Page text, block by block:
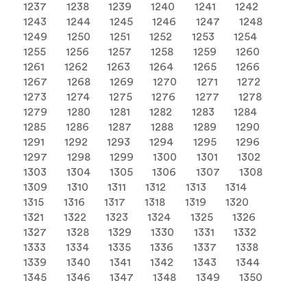
1237
1238 1239 1240 1241
1242
1243
1244 1245 1246 1247
1248
1249
1250 1251 1252 1253
1254
1255
1256 1257 1258 1259
1260
1261
1262 1263 1264 1265
1266
1267
1268 1269 1270 1271
1272
1273
1274 1275 1276 1277
1278
1279
1280 1281 1282 1283
1284
1285
1286 1287 1288 1289
1290
1291
1292 1293 1294 1295
1296
1297
1298 1299 1300 1301
1302
1303
1304 1305 1306 1307
1308
1309
1310 1311 1312 1313
1314
1315
1316 1317 1318 1319
1320
1321
1322 1323 1324 1325
1326
1327
1328 1329 1330 1331
1332
1333
1334 1335 1336 1337
1338
1339
1340 1341 1342 1343
1344
1345
1346 1347 1348 1349 1350